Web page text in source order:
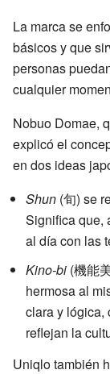
La marca se
básicos y que
personas
cualquier
Nobuo Domae,
explicó el
en dos ideas
Shun (旬) se
Significa que,
al día con las
Kino-bi (機能
hermosa al
clara y lógica,
reflejan la
Uniqlo también